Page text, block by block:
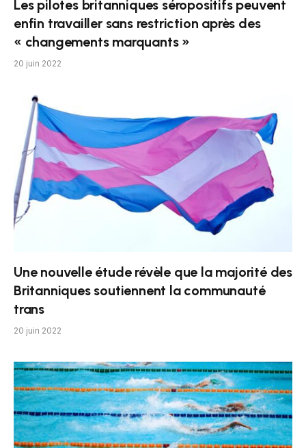
Les pilotes britanniques séropositifs peuvent
enfin travailler sans restriction après des
« changements marquants »
20 juin 2022
Une nouvelle étude révèle que la majorité des
Britanniques soutiennent la communauté
trans
20 juin 2022